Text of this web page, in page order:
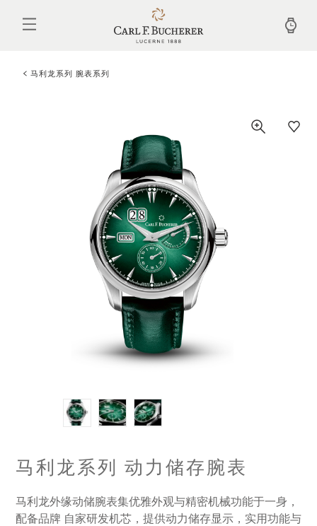
马利龙系列 腕表系列
马利龙系列 动力储存腕表
马利龙外缘动储腕表集优雅外观与精密机械功能于一身，
配备品牌 自家研发机芯，提供动力储存显示，实用功能与